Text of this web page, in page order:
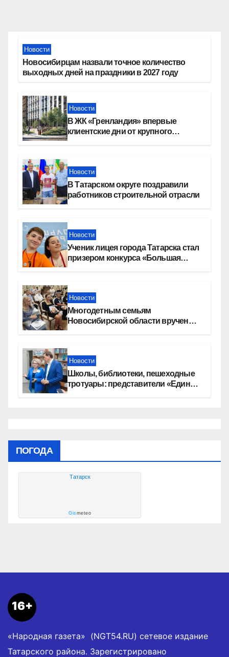
Новости
Новосибирцам назвали точное количество
выходных дней на праздники в 2027 году
Новости
В ЖК «Гренландия» впервые
клиентские дни от крупного
Новости
В Татарском округе поздравили
работников строительной отрасли
Новости
Ученик лицея города Татарска стал
призером конкурса «Большая
Новости
Многодетным семьям
Новосибирской области вручены
Новости
Школы, библиотеки, пешеходные
тротуары: представители «Единой
ПОГОДА
Татарск
Gismeteo
16+
«Народная газета» (NGT54.RU) сетевое издание
Татарского района. Зарегистрировано